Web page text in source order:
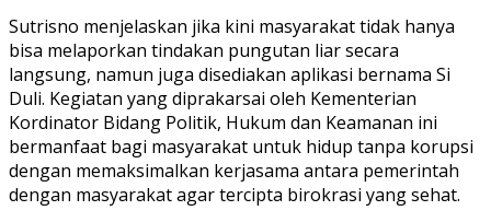
Sutrisno menjelaskan jika kini masyarakat tidak hanya
bisa melaporkan tindakan pungutan liar secara
langsung, namun juga disediakan aplikasi bernama Si
Duli. Kegiatan yang diprakarsai oleh Kementerian
Kordinator Bidang Politik, Hukum dan Keamanan ini
bermanfaat bagi masyarakat untuk hidup tanpa korupsi
dengan memaksimalkan kerjasama antara pemerintah
dengan masyarakat agar tercipta birokrasi yang sehat.